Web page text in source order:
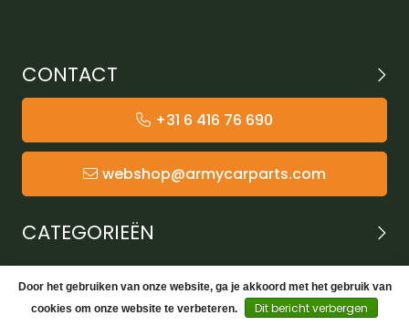
CONTACT
+31 6 416 76 690
webshop@armycarparts.com
CATEGORIEËN
KLANTENSERVICE
Door het gebruiken van onze website, ga je akkoord met het gebruik van
cookies om onze website te verbeteren.
Dit bericht verbergen